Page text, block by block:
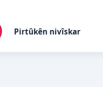
Pirtûkên nivîskar